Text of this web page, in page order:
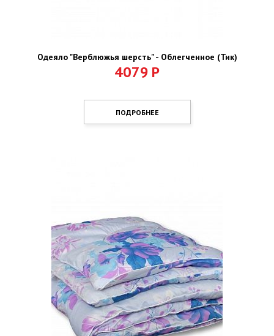
Одеяло "Верблюжья шерсть" - Облегченное (Тик)
4079 Р
ПОДРОБНЕЕ